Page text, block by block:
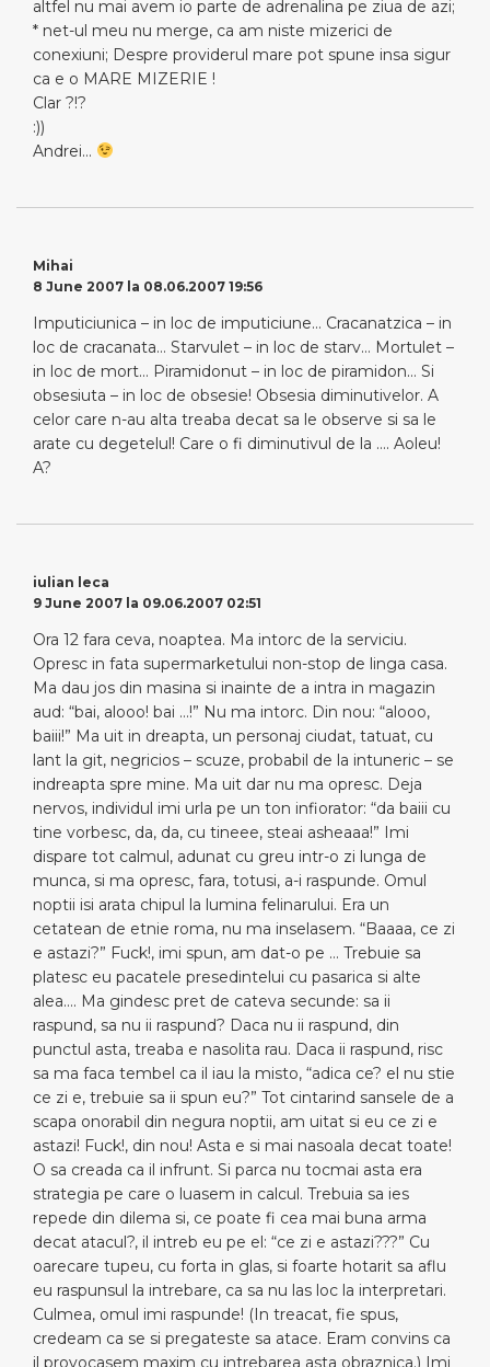
altfel nu mai avem io parte de adrenalina pe ziua de azi;
* net-ul meu nu merge, ca am niste mizerici de
conexiuni; Despre providerul mare pot spune insa sigur
ca e o MARE MIZERIE !
Clar ?!?
:))
Andrei…
Mihai
8 June 2007 la 08.06.2007 19:56
Imputiciunica – in loc de imputiciune… Cracanatzica – in
loc de cracanata… Starvulet – in loc de starv… Mortulet –
in loc de mort… Piramidonut – in loc de piramidon… Si
obsesiuta – in loc de obsesie! Obsesia diminutivelor. A
celor care n-au alta treaba decat sa le observe si sa le
arate cu degetelul! Care o fi diminutivul de la …. Aoleu!
A?
iulian leca
9 June 2007 la 09.06.2007 02:51
Ora 12 fara ceva, noaptea. Ma intorc de la serviciu.
Opresc in fata supermarketului non-stop de linga casa.
Ma dau jos din masina si inainte de a intra in magazin
aud: “bai, alooo! bai …!” Nu ma intorc. Din nou: “alooo,
baiii!” Ma uit in dreapta, un personaj ciudat, tatuat, cu
lant la git, negricios – scuze, probabil de la intuneric – se
indreapta spre mine. Ma uit dar nu ma opresc. Deja
nervos, individul imi urla pe un ton infiorator: “da baiii cu
tine vorbesc, da, da, cu tineee, steai asheaaa!” Imi
dispare tot calmul, adunat cu greu intr-o zi lunga de
munca, si ma opresc, fara, totusi, a-i raspunde. Omul
noptii isi arata chipul la lumina felinarului. Era un
cetatean de etnie roma, nu ma inselasem. “Baaaa, ce zi
e astazi?” Fuck!, imi spun, am dat-o pe … Trebuie sa
platesc eu pacatele presedintelui cu pasarica si alte
alea…. Ma gindesc pret de cateva secunde: sa ii
raspund, sa nu ii raspund? Daca nu ii raspund, din
punctul asta, treaba e nasolita rau. Daca ii raspund, risc
sa ma faca tembel ca il iau la misto, “adica ce? el nu stie
ce zi e, trebuie sa ii spun eu?” Tot cintarind sansele de a
scapa onorabil din negura noptii, am uitat si eu ce zi e
astazi! Fuck!, din nou! Asta e si mai nasoala decat toate!
O sa creada ca il infrunt. Si parca nu tocmai asta era
strategia pe care o luasem in calcul. Trebuia sa ies
repede din dilema si, ce poate fi cea mai buna arma
decat atacul?, il intreb eu pe el: “ce zi e astazi???” Cu
oarecare tupeu, cu forta in glas, si foarte hotarit sa aflu
eu raspunsul la intrebare, ca sa nu las loc la interpretari.
Culmea, omul imi raspunde! (In treacat, fie spus,
credeam ca se si pregateste sa atace. Eram convins ca
il provocasem maxim cu intrebarea asta obraznica.) Imi